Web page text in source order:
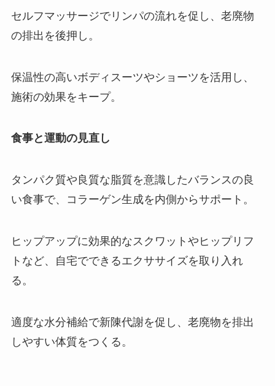
セルフマッサージでリンパの流れを促し、老廃物
の排出を後押し。
保温性の高いボディスーツやショーツを活用し、
施術の効果をキープ。
食事と運動の見直し
タンパク質や良質な脂質を意識したバランスの良
い食事で、コラーゲン生成を内側からサポート。
ヒップアップに効果的なスクワットやヒップリフ
トなど、自宅でできるエクササイズを取り入れ
る。
適度な水分補給で新陳代謝を促し、老廃物を排出
しやすい体質をつくる。